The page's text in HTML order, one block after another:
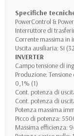
Specifiche
PowerControl &
Interruttore di
Corrente massima in
Uscita ausiliaria: Si
INVERTER
Campo tensione di
Produzione:
0,1% (1)
Cont. potenza di
Cont. potenza di
Potenza massima
Picco di potenza:
Massima efficienza: